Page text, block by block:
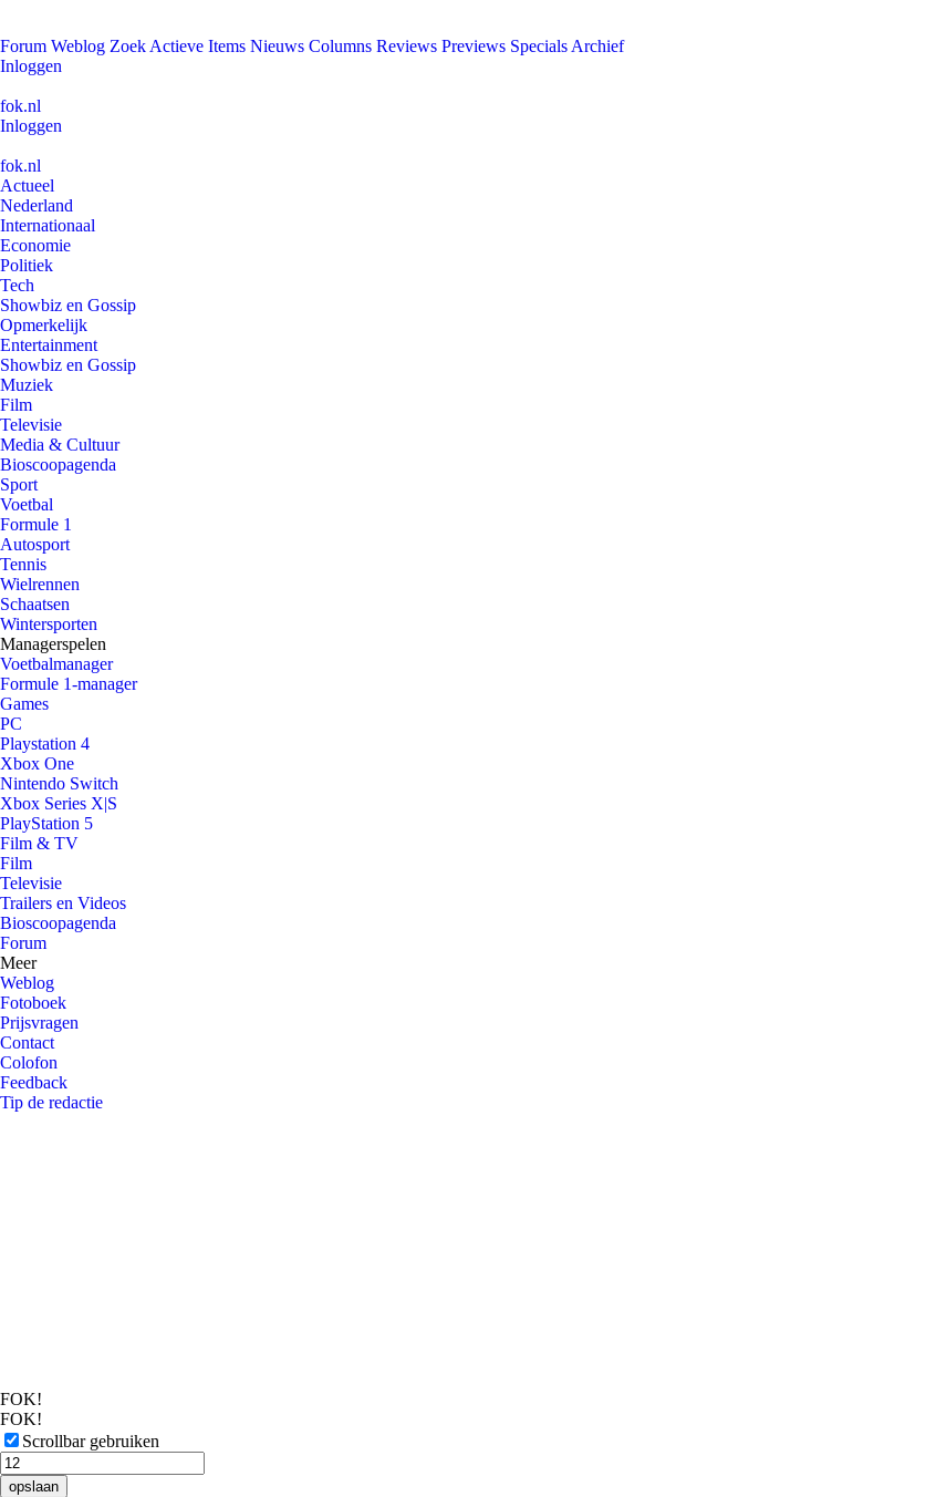
Forum Weblog Zoek Actieve Items Nieuws Columns Reviews Previews Specials Archief
Inloggen
fok.nl
Inloggen
fok.nl
Actueel
Nederland
Internationaal
Economie
Politiek
Tech
Showbiz en Gossip
Opmerkelijk
Entertainment
Showbiz en Gossip
Muziek
Film
Televisie
Media & Cultuur
Bioscoopagenda
Sport
Voetbal
Formule 1
Autosport
Tennis
Wielrennen
Schaatsen
Wintersporten
Managerspelen
Voetbalmanager
Formule 1-manager
Games
PC
Playstation 4
Xbox One
Nintendo Switch
Xbox Series X|S
PlayStation 5
Film & TV
Film
Televisie
Trailers en Videos
Bioscoopagenda
Forum
Meer
Weblog
Fotoboek
Prijsvragen
Contact
Colofon
Feedback
Tip de redactie
FOK!
FOK!
Scrollbar gebruiken
opslaan